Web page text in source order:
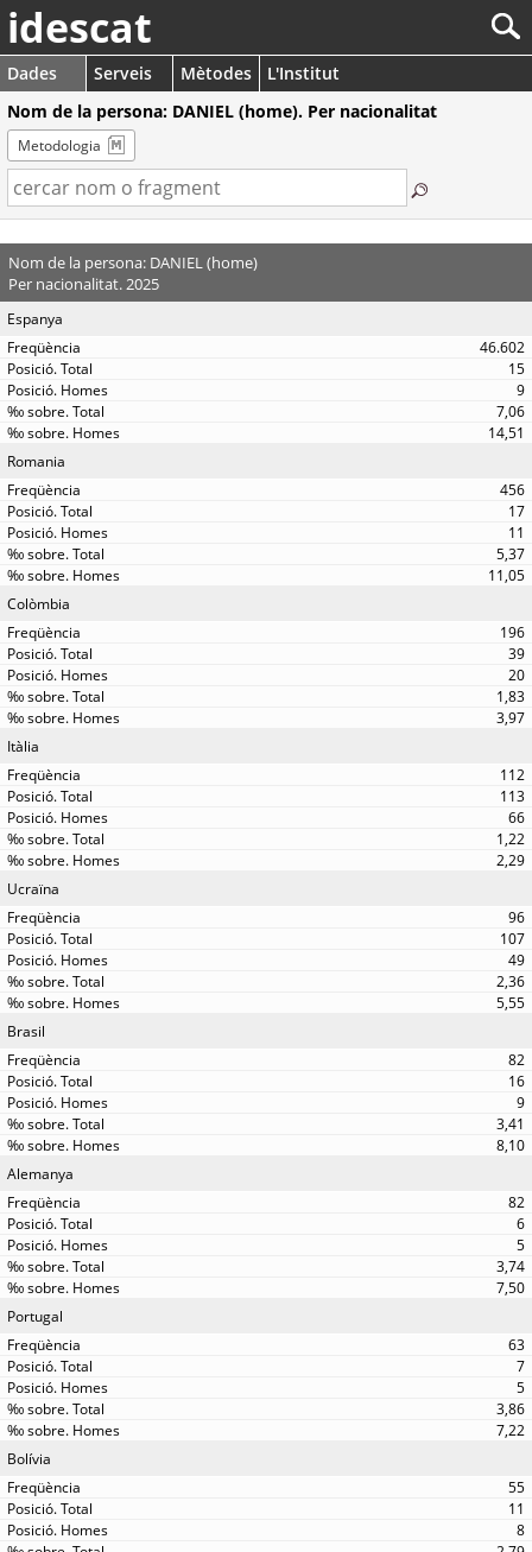
idescat
Dades Serveis Mètodes
L'Institut
Nom de la persona: DANIEL (home). Per nacionalitat
Metodologia
Nom de la persona: DANIEL (home)
Per nacionalitat. 2025
Espanya
46.602
15
9
7,06
14,51
Romania
456
17
11
5,37
11,05
Colòmbia
196
39
20
1,83
3,97
Itàlia
112
113
66
1,22
2,29
Ucraïna
96
107
49
2,36
5,55
Brasil
82
16
9
3,41
8,10
Alemanya
82
6
5
3,74
7,50
Portugal
63
7
5
3,86
7,22
Bolívia
55
11
8